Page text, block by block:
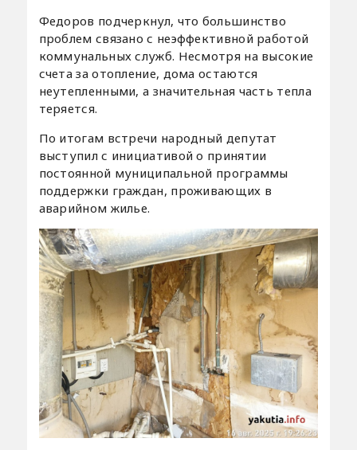
Федоров подчеркнул, что большинство
проблем связано с неэффективной работой
коммунальных служб. Несмотря на высокие
счета за отопление, дома остаются
неутепленными, а значительная часть тепла
теряется.
По итогам встречи народный депутат
выступил с инициативой о принятии
постоянной муниципальной программы
поддержки граждан, проживающих в
аварийном жилье.